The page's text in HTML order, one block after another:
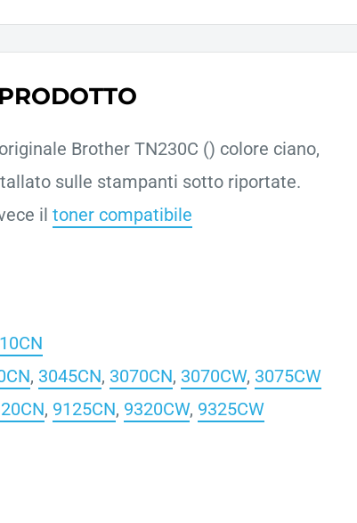
Brother TN230C () colore ciano,
sulle stampanti sotto riportate.
il toner compatibile
, 3045CN, 3070CN, 3070CW, 3075CW
, 9125CN, 9320CW, 9325CW